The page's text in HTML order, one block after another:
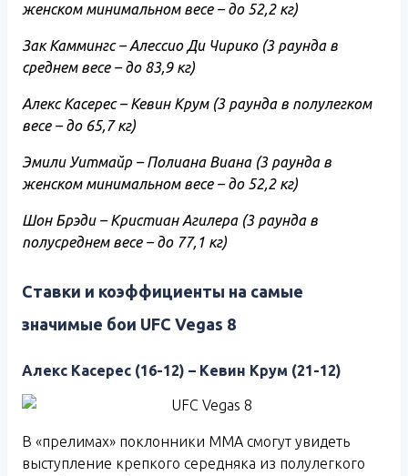
женском минимальном весе – до 52,2 кг)
Зак Каммингс – Алессио Ди Чирико (3 раунда в
среднем весе – до 83,9 кг)
Алекс Касерес – Кевин Крум (3 раунда в полулегком
весе – до 65,7 кг)
Эмили Уитмайр – Полиана Виана (3 раунда в
женском минимальном весе – до 52,2 кг)
Шон Брэди – Кристиан Агилера (3 раунда в
полусреднем весе – до 77,1 кг)
Ставки и коэффициенты на самые
значимые бои UFC Vegas 8
Алекс Касерес (16-12) – Кевин Крум (21-12)
В «прелимах» поклонники ММА смогут увидеть
выступление крепкого середняка из полулегкого